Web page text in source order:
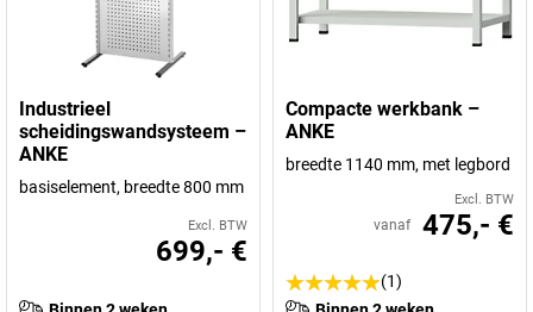
Industrieel
scheidingswandsysteem –
ANKE
basiselement, breedte 800 mm
Excl. BTW
699,- €
Compacte werkbank –
ANKE
breedte 1140 mm, met legbord
Excl. BTW
vanaf 475,- €
(1)